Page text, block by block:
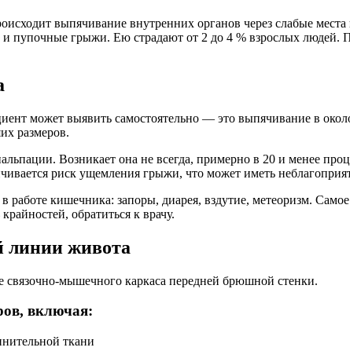
выпячивание внутренних органов через слабые
пупочные грыжи. Ею страдают от 2 до 4 % взрослых людей.
может выявить самостоятельно — это выпячивание в
размеров.
Возникает она не всегда, примерно в 20 и менее
риск ущемления грыжи, что может иметь
кишечника: запоры, диарея, вздутие, метеоризм.
обратиться к врачу.
линии живота
мышечного каркаса передней брюшной стенки.
включая:
ткани